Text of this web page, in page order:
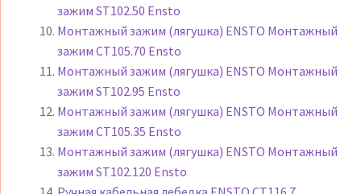
зажим ST102.50 Ensto
Монтажный зажим (лягушка) ENSTO Монтажный
зажим CT105.70 Ensto
Монтажный зажим (лягушка) ENSTO Монтажный
зажим ST102.95 Ensto
Монтажный зажим (лягушка) ENSTO Монтажный
зажим CT105.35 Ensto
Монтажный зажим (лягушка) ENSTO Монтажный
зажим ST102.120 Ensto